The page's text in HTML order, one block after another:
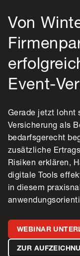
Von
Event-
Gerade jetzt lohnt
Versicherung als
bedarfsgerecht
zusätzliche
Risiken erklären,
digitale Tools
in diesem
WEBINAR
ZUR